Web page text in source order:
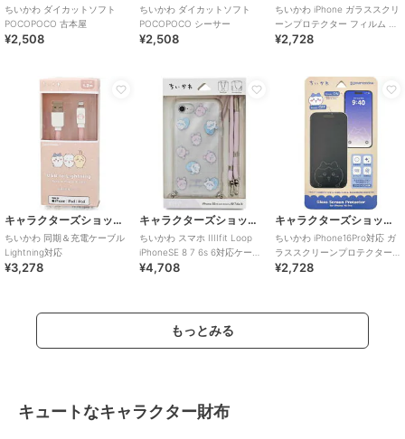
ちいかわ ダイカットソフト
POCOPOCO 古本屋
¥2,508
ちいかわ ダイカットソフト
POCOPOCO シーサー
¥2,508
ちいかわ iPhone ガラススクリ
ーンプロテクター フィルム ハ
チワレ
¥2,728
キャラクターズショップ ラフラフ
ちいかわ 同期＆充電ケーブル
Lightning対応
¥3,278
キャラクターズショップ ラフラフ
ちいかわ スマホ IIIIfit Loop
iPhoneSE 8 7 6s 6対応ケース
総柄
¥4,708
キャラクターズショップ ラフラフ
ちいかわ iPhone16Pro対応 ガ
ラススクリーンプロテクター
フィルム ハチワレ
¥2,728
もっとみる
キュートなキャラクター財布